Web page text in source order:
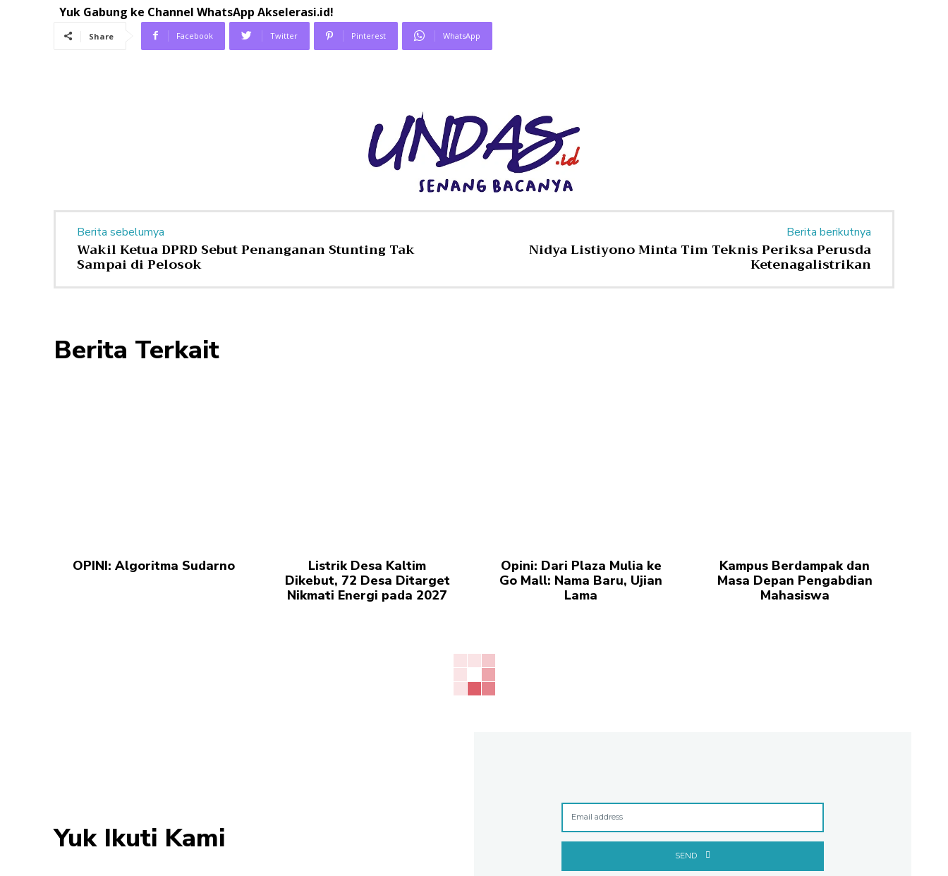
Yuk Gabung ke Channel WhatsApp Akselerasi.id!
Share Facebook Twitter Pinterest WhatsApp
Berita sebelumya
Wakil Ketua DPRD Sebut Penanganan Stunting Tak
Sampai di Pelosok
Berita berikutnya
Nidya Listiyono Minta Tim Teknis Periksa Perusda
Ketenagalistrikan
Berita Terkait
OPINI: Algoritma Sudarno
Listrik Desa Kaltim
Dikebut, 72 Desa Ditarget
Nikmati Energi pada 2027
Opini: Dari Plaza Mulia ke
Go Mall: Nama Baru, Ujian
Lama
Kampus Berdampak dan
Masa Depan Pengabdian
Mahasiswa
Yuk Ikuti Kami SEND